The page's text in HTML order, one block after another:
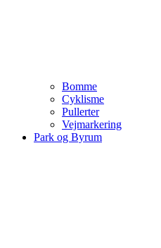
Bomme
Cyklisme
Pullerter
Vejmarkering
Park og Byrum